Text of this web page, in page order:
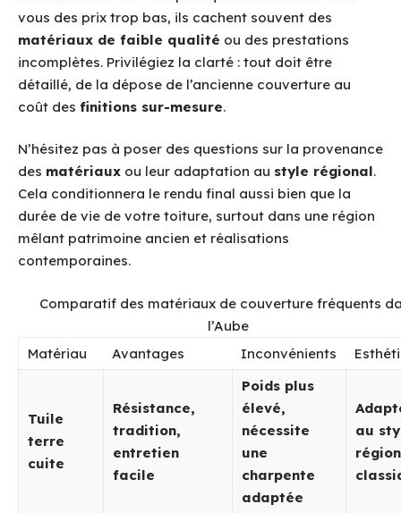
vous des prix trop bas, ils cachent souvent des
matériaux de faible qualité ou des prestations
incomplètes. Privilégiez la clarté : tout doit être
détaillé, de la dépose de l’ancienne couverture au
coût des finitions sur-mesure.
N’hésitez pas à poser des questions sur la provenance
des matériaux ou leur adaptation au style régional.
Cela conditionnera le rendu final aussi bien que la
durée de vie de votre toiture, surtout dans une région
mêlant patrimoine ancien et réalisations
contemporaines.
Comparatif des matériaux de couverture fréquents
l’Aube
Matériau
Avantages Inconvénients
Tuile
terre
cuite
Résistance,
tradition,
entretien
facile
Poids plus
élevé,
nécessite
une
charpente
adaptée
au